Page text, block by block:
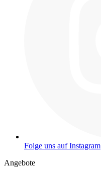
Folge uns auf Instagram
Angebote